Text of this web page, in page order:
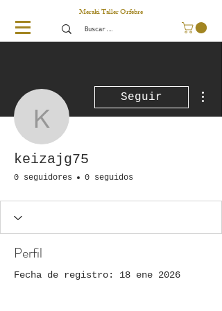
Meraki Taller Orfebre
keizajg75
Seguir
keizajg75
0 seguidores 0 seguidos
Perfil
Fecha de registro: 18 ene 2026